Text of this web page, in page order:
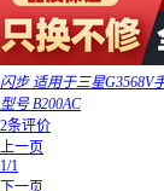
闪步 适用于三星G3568V
型号 B200AC
2条评价
上一页
1/1
下一页